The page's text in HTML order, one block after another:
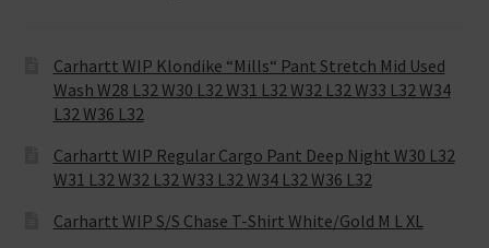
Carhartt WIP Klondike “Mills“ Pant Stretch Mid Used
Wash W28 L32 W30 L32 W31 L32 W32 L32 W33 L32 W34
L32 W36 L32
Carhartt WIP Regular Cargo Pant Deep Night W30 L32
W31 L32 W32 L32 W33 L32 W34 L32 W36 L32
Carhartt WIP S/S Chase T-Shirt White/Gold M L XL